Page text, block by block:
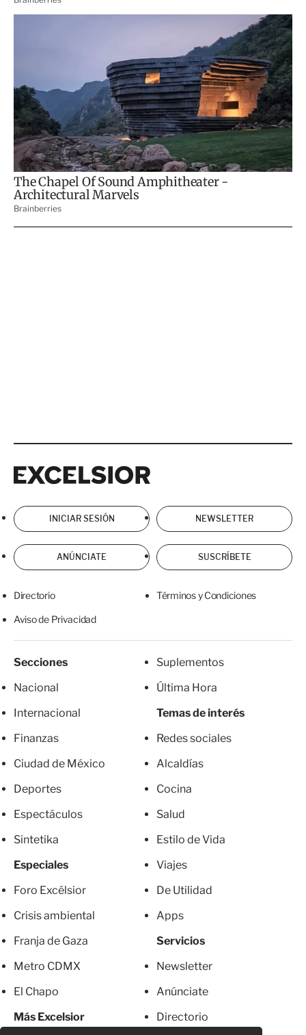
INICIAR SESIÓN NEWSLETTER
ANÚNCIATE SUSCRÍBETE
Directorio Términos y Condiciones
Aviso de Privacidad
Secciones
Nacional
Internacional
Finanzas
Ciudad de México
Deportes
Espectáculos
Sintetika
Especiales
Foro Excélsior
Crisis ambiental
Franja de Gaza
Metro CDMX
El Chapo
Más Excelsior
Suplementos
Última Hora
Temas de interés
Redes sociales
Alcaldías
Cocina
Salud
Estilo de Vida
Viajes
De Utilidad
Apps
Servicios
Newsletter
Anúnciate
Directorio